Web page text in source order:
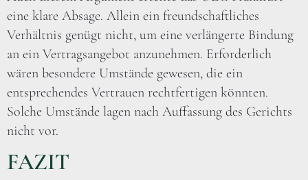
eine klare Absage. Allein ein freundschaftliches
Verhältnis genügt nicht, um eine verlängerte Bindung
an ein Vertragsangebot anzunehmen. Erforderlich
wären besondere Umstände gewesen, die ein
entsprechendes Vertrauen rechtfertigen könnten.
Solche Umstände lagen nach Auffassung des Gerichts
nicht vor.
FAZIT